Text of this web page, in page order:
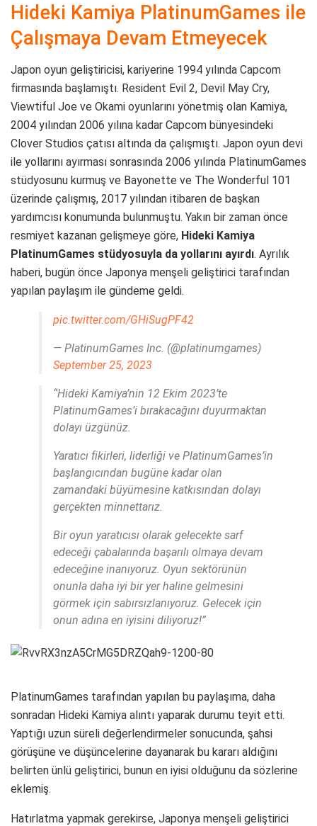
Hideki Kamiya PlatinumGames ile
Çalışmaya Devam Etmeyecek
Japon oyun geliştiricisi, kariyerine 1994 yılında Capcom
firmasında başlamıştı. Resident Evil 2, Devil May Cry,
Viewtiful Joe ve Okami oyunlarını yönetmiş olan Kamiya,
2004 yılından 2006 yılına kadar Capcom bünyesindeki
Clover Studios çatısı altında da çalışmıştı. Japon oyun devi
ile yollarını ayırması sonrasında 2006 yılında PlatinumGames
stüdyosunu kurmuş ve Bayonette ve The Wonderful 101
üzerinde çalışmış, 2017 yılından itibaren de başkan
yardımcısı konumunda bulunmuştu. Yakın bir zaman önce
resmiyet kazanan gelişmeye göre, Hideki Kamiya
PlatinumGames stüdyosuyla da yollarını ayırdı. Ayrılık
haberi, bugün önce Japonya menşeli geliştirici tarafından
yapılan paylaşım ile gündeme geldi.
pic.twitter.com/GHiSugPF42
— PlatinumGames Inc. (@platinumgames)
September 25, 2023
“Hideki Kamiya’nin 12 Ekim 2023’te
PlatinumGames’i bırakacağını duyurmaktan
dolayı üzgünüz.
Yaratıcı fikirleri, liderliği ve PlatinumGames’in
başlangıcından bugüne kadar olan
zamandaki büyümesine katkısından dolayı
gerçekten minnettarız.
Bir oyun yaratıcısı olarak gelecekte sarf
edeceği çabalarında başarılı olmaya devam
edeceğine inanıyoruz. Oyun sektörünün
onunla daha iyi bir yer haline gelmesini
görmek için sabırsızlanıyoruz. Gelecek için
onun adına en iyisini diliyoruz!”
PlatinumGames tarafından yapılan bu paylaşıma, daha
sonradan Hideki Kamiya alıntı yaparak durumu teyit etti.
Yaptığı uzun süreli değerlendirmeler sonucunda, şahsi
görüşüne ve düşüncelerine dayanarak bu kararı aldığını
belirten ünlü geliştirici, bunun en iyisi olduğunu da sözlerine
eklemiş.
Hatırlatma yapmak gerekirse, Japonya menşeli geliştirici